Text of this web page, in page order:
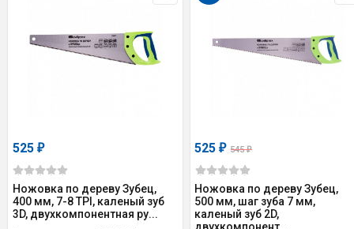
525 ₽
Ножовка по дереву Зубец,
400 мм, 7-8 TPI, каленый зуб
3D, двухкомпонентная ру...
525₽ 545₽
Ножовка по дереву Зубец,
500 мм, шаг зуба 7 мм,
каленый зуб 2D,